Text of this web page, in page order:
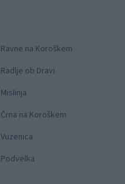
Ravne na Koroškem
Radlje ob Dravi
Mislinja
Črna na Koroškem
Vuzenica
Podvelka